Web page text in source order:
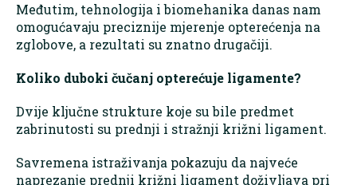
Međutim, tehnologija i biomehanika danas nam
omogućavaju preciznije mjerenje opterećenja na
zglobove, a rezultati su znatno drugačiji.
Koliko duboki čučanj opterećuje ligamente?
Dvije ključne strukture koje su bile predmet
zabrinutosti su prednji i stražnji križni ligament.
Savremena istraživanja pokazuju da najveće
naprezanje prednji križni ligament doživljava pri